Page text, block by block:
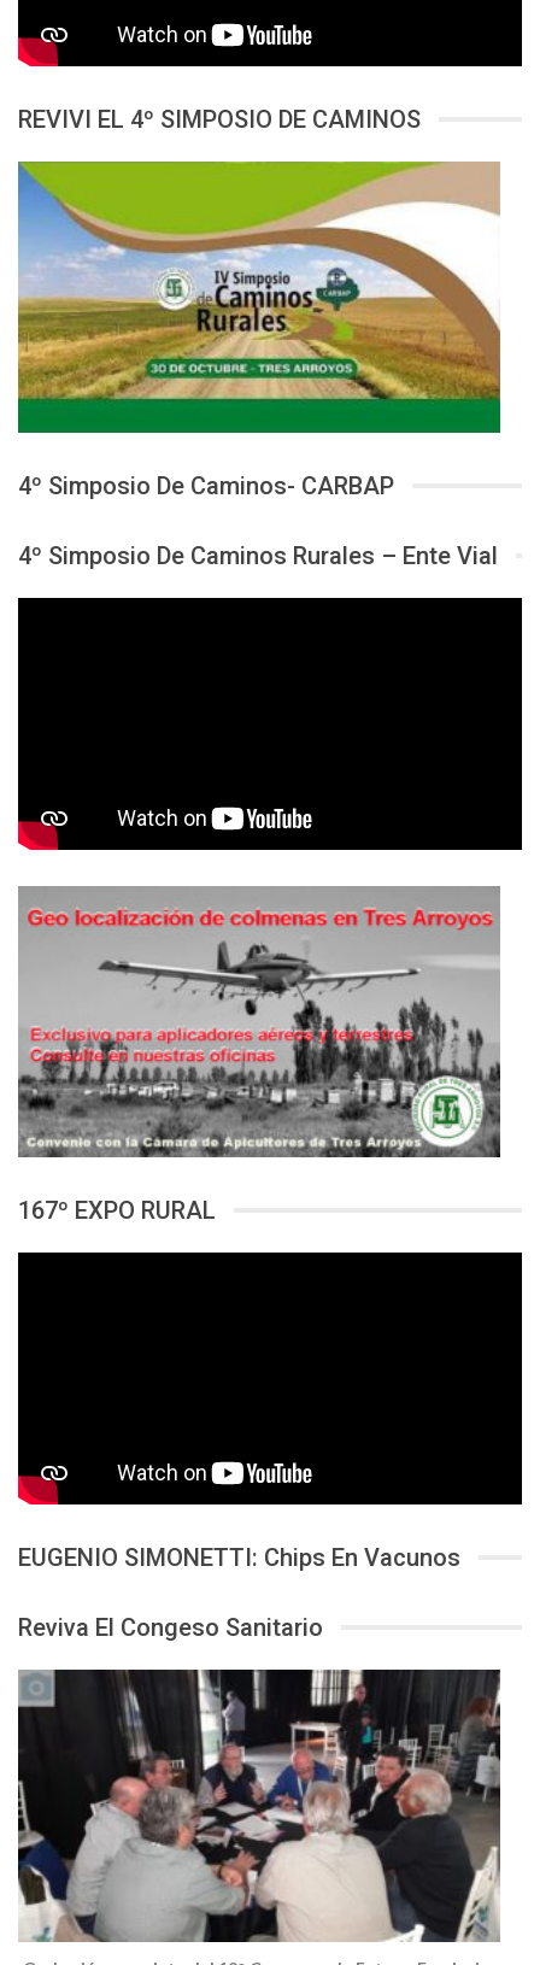
REVIVI EL 4º SIMPOSIO DE CAMINOS
4º Simposio De Caminos- CARBAP
4º Simposio De Caminos Rurales – Ente Vial
167º EXPO RURAL
EUGENIO SIMONETTI: Chips En Vacunos
Reviva El Congeso Sanitario